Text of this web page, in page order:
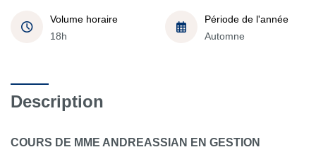
Volume horaire
18h
Période de l'année
Automne
Description
COURS DE MME ANDREASSIAN EN GESTION